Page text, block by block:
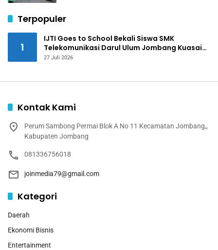
Terpopuler
1
IJTI Goes to School Bekali Siswa SMK
Telekomunikasi Darul Ulum Jombang Kuasai
Jurnalistik Digital
27 Juli 2026
Kontak Kami
Perum Sambong Permai Blok A No 11 Kecamatan Jombang,,
Kabupaten Jombang
081336756018
joinmedia79@gmail.com
Kategori
Daerah
Ekonomi Bisnis
Entertainment